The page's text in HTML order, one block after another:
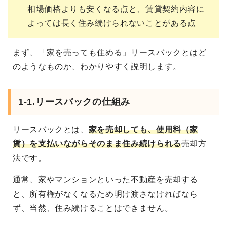
相場価格よりも安くなる点と、賃貸契約内容に
よっては長く住み続けられないことがある点
まず、「家を売っても住める」リースバックとはど
のようなものか、わかりやすく説明します。
1-1.リースバックの仕組み
リースバックとは、 家を売却しても、使用料（家
賃）を支払いながらそのまま住み続けられる売却方
法です。
通常、家やマンションといった不動産を売却する
と、所有権がなくなるため明け渡さなければなら
ず、当然、住み続けることはできません。